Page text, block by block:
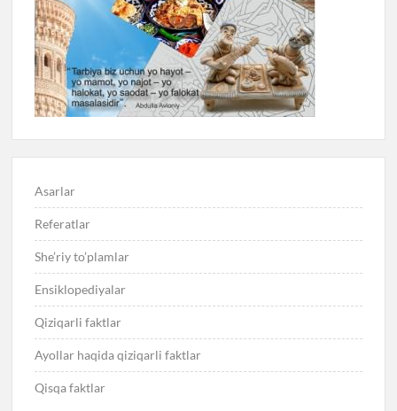
Asarlar
Referatlar
She’riy to’plamlar
Ensiklopediyalar
Qiziqarli faktlar
Ayollar haqida qiziqarli faktlar
Qisqa faktlar